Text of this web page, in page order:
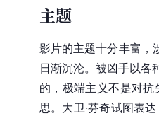
主题
影片的主题十分丰富，
日渐沉沦。被凶手以各
的， 极端主义不是对抗
思。 大卫·芬奇试图表